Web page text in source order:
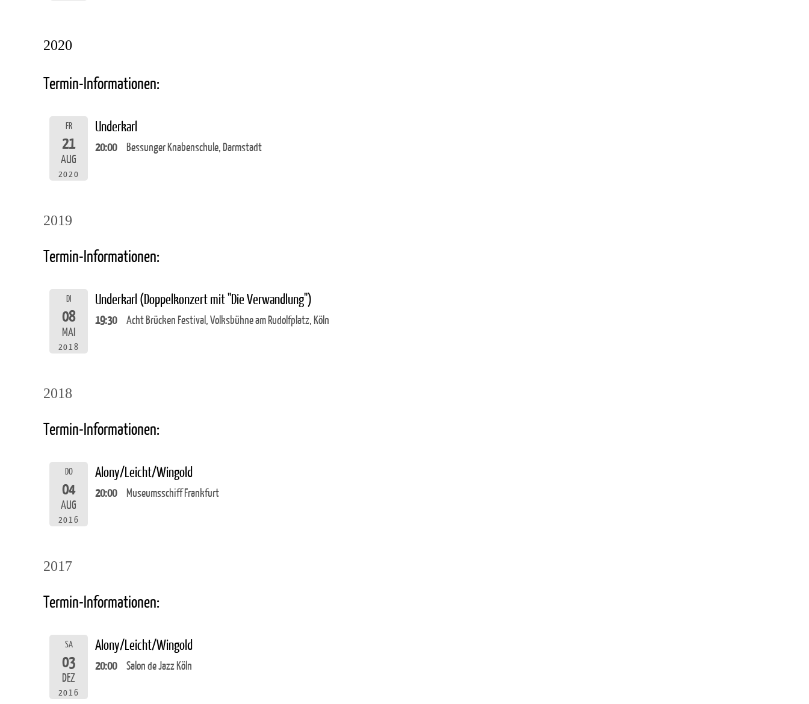
2020
Termin-Informationen:
FR
21
AUG
2020
Underkarl
20:00 Bessunger Knabenschule, Darmstadt
2019
Termin-Informationen:
DI
08
MAI
2018
Underkarl (Doppelkonzert mit "Die Verwandlung")
19:30 Acht Brücken Festival, Volksbühne am Rudolfplatz, Köln
2018
Termin-Informationen:
DO
04
AUG
2016
Alony/Leicht/Wingold
20:00 Museumsschiff Frankfurt
2017
Termin-Informationen:
SA
03
DEZ
2016
Alony/Leicht/Wingold
20:00 Salon de Jazz Köln